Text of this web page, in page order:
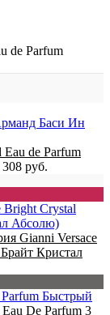
de Parfum
de Parfum
308 руб.
Gianni Versace
Кристал
Быстрый
De Parfum 3